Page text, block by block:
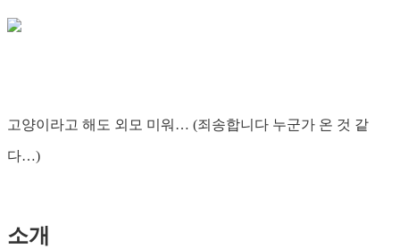
고양이라고 해도 외모 미워… (죄송합니다 누군가 온 것 같
다…)
소개